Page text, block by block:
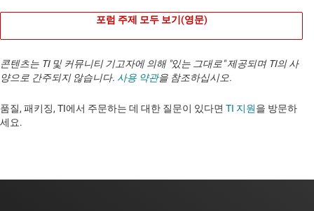
포럼 주제 모두 보기(영문)
콘텐츠는 TI 및 커뮤니티 기고자에 의해 "있는 그대로" 제공되며 TI의 사
양으로 간주되지 않습니다. 사용 약관을 참조하십시오.
품질, 패키징, TI에서 주문하는 데 대한 질문이 있다면 TI 지원을 방문하
세요. ​​​​​​​​​​​​​​